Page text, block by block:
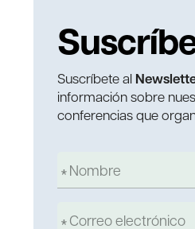
Suscríbete al
información sobre
conferencias que